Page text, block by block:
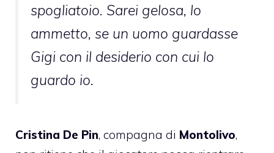
spogliatoio. Sarei gelosa, lo
ammetto, se un uomo guardasse
Gigi con il desiderio con cui lo
guardo io.
Cristina De Pin, compagna di Montolivo,